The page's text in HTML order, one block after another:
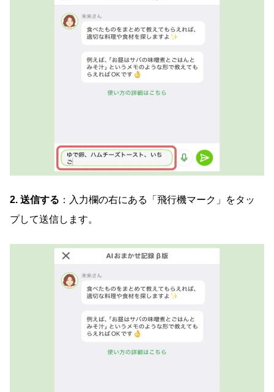
2. 送信する ：入力欄の右にある「飛行機マーク」をタッ
プして送信します。